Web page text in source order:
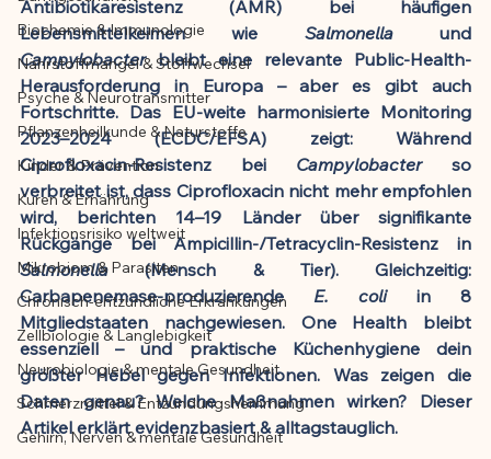
Der Artikel wurde mit Unterstützung von
KI erstellt und redaktionell geprüft vom
angegebenen Autor
Biochemie & Immunologie
Nährstoffmangel & Stoffwechsel
Psyche & Neurotransmitter
Pflanzenheilkunde & Naturstoffe
Kinder & Prävention
Kuren & Ernährung
Infektionsrisiko weltweit
Mikrobiom & Parasiten
Chronisch-entzündliche Erkrankungen
Zellbiologie & Langlebigkeit
Neurobiologie & mentale Gesundheit
Schmerzmittel & Entzündungshemmung
Gehirn, Nerven & mentale Gesundheit
Antibiotikaresistenz (AMR) bei häufigen
Lebensmittelkeimen wie Salmonella
Campylobacter bleibt eine relevante Public-Health-
Herausforderung in Europa – aber es gibt auch
Fortschritte. Das EU-weite harmonisierte Monitoring
2023–2024 (ECDC/EFSA) zeigt: Während
Ciprofloxacin-Resistenz bei Campylobacter so
verbreitet ist, dass Ciprofloxacin nicht mehr empfohlen
wird, berichten 14–19 Länder über signifikante
Salmonella (Mensch & Tier). Gleichzeitig:
Carbapenemase-produzierende E. coli in 8
Mitgliedstaaten nachgewiesen. One Health bleibt
essenziell – und praktische Küchenhygiene dein
größter Hebel gegen Infektionen. Was zeigen die
Daten genau? Welche Maßnahmen wirken? Dieser
Artikel erklärt evidenzbasiert & alltagstauglich.